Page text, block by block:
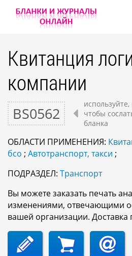
Квитанция
компании
BS0562
чтобы
бланка
ОБЛАСТИ ПРИМЕНЕНИЯ:
бсо ; Автотранспорт, такси ;
ПОДРАЗДЕЛ: Транспорт
Вы можете заказать печать
изменениями, отвечающими
вашей организации.